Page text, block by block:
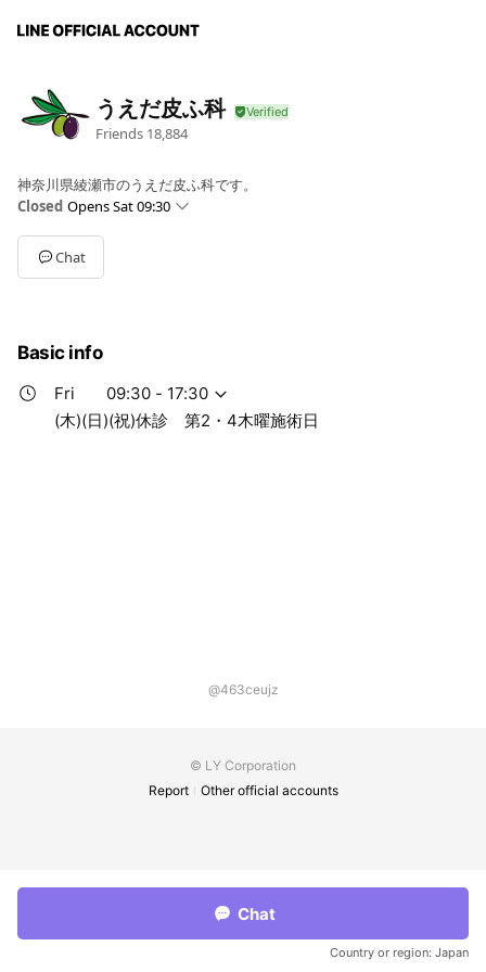
うえだ皮ふ科
Friends 18,884
神奈川県綾瀬市のうえだ皮ふ科です。
Closed Opens Sat 09:30
SunClosed
Mon09:30 - 17:30
Tue
09:30 - 17:30
Sat09:30 - 17:30
Chat
Basic info
Fri
09:30 - 17:30
(木)(日)(祝)休診 第2・4木曜施術日
@463ceujz
© LY Corporation
Report
Other official accounts
Chat
Country or region: Japan